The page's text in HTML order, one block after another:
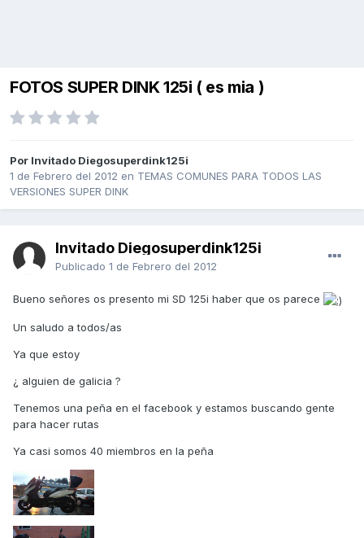
FOTOS SUPER DINK 125i ( es mia )
Por Invitado Diegosuperdink125i
1 de Febrero del 2012 en TEMAS COMUNES PARA TODOS LAS
VERSIONES SUPER DINK
Invitado Diegosuperdink125i
Publicado 1 de Febrero del 2012
Bueno señores os presento mi SD 125i haber que os parece
Un saludo a todos/as
Ya que estoy
¿ alguien de galicia ?
Tenemos una peña en el facebook y estamos buscando gente
para hacer rutas
Ya casi somos 40 miembros en la peña